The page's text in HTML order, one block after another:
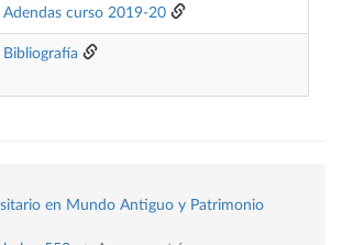
Adendas curso 2019-20
Bibliografía
en Mundo Antiguo y Patrimonio